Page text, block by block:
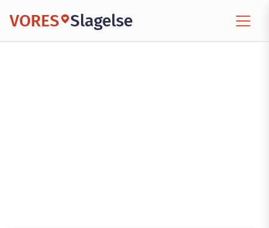
VORES Slagelse